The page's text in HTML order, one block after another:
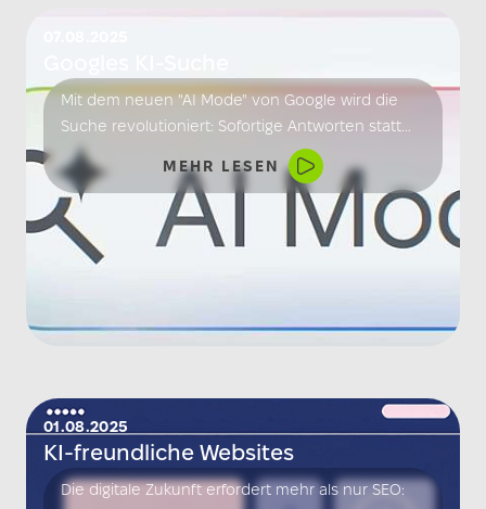
Mit dem neuen "AI Mode" von Google wird die
Suche revolutioniert: Sofortige Antworten statt
Klicks. Unternehmen müssen jetzt mit
einzigartigem Content und emotionalem
Storytelling glänzen.
MEHR LESEN
01.08.2025
KI-freundliche Websites
Die digitale Zukunft erfordert mehr als nur SEO: